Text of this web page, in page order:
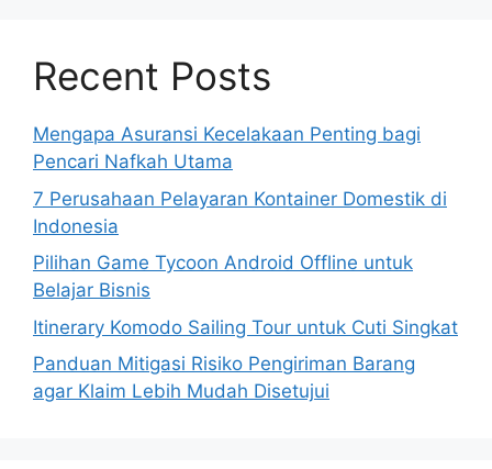
Recent Posts
Mengapa Asuransi Kecelakaan Penting bagi
Pencari Nafkah Utama
7 Perusahaan Pelayaran Kontainer Domestik di
Indonesia
Pilihan Game Tycoon Android Offline untuk
Belajar Bisnis
Itinerary Komodo Sailing Tour untuk Cuti Singkat
Panduan Mitigasi Risiko Pengiriman Barang
agar Klaim Lebih Mudah Disetujui